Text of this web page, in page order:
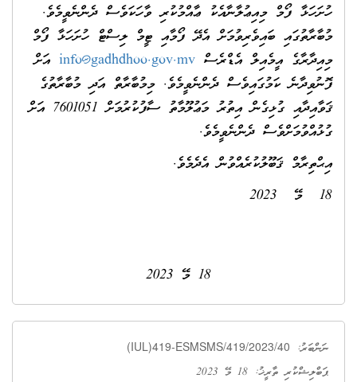
ހުށަހަޅާ ފޯމް މިއިޢުލާނާއެކު ޢާއްމުކުރި ވާހަކަވެސް ދެންނެވީމެވެ.
މުބާރާތުގައި ބައިވެރިވުމަށް އެދޭ ފޯމާއި ޓީމް ލިސްޓް ހުށަހަޅާ ފޯމް
މިއިދާރާގެ އީމެއިލް އެޑްރެސް info@gadhdhoo.gov.mv އަށް
ފޮނުވިދާނެ ކަމުގައިވެސް ދެންނެވީމެވެ. މިމުބާރާތް އަދި މުބާރާތުގެ
ޤަވާއިދާއި ގުޅިގެން އިތުރު މަޢުލޫމާތު ސާފުކުރުމަށް 7601051 އަށް
ގުޅުއްވުމަށްވެސް ދެންނެވީމެވެ.
އިޙްތިރާމް ޤަބޫލުކުރެއްވުން އެދެމެވެ.
18 މޭ 2023
ނަންބަރު: (IUL)419-ESMSMS/419/2023/40
ޕަބްލިޝްކުރި ތާރީޚު: 18 މޭ 2023